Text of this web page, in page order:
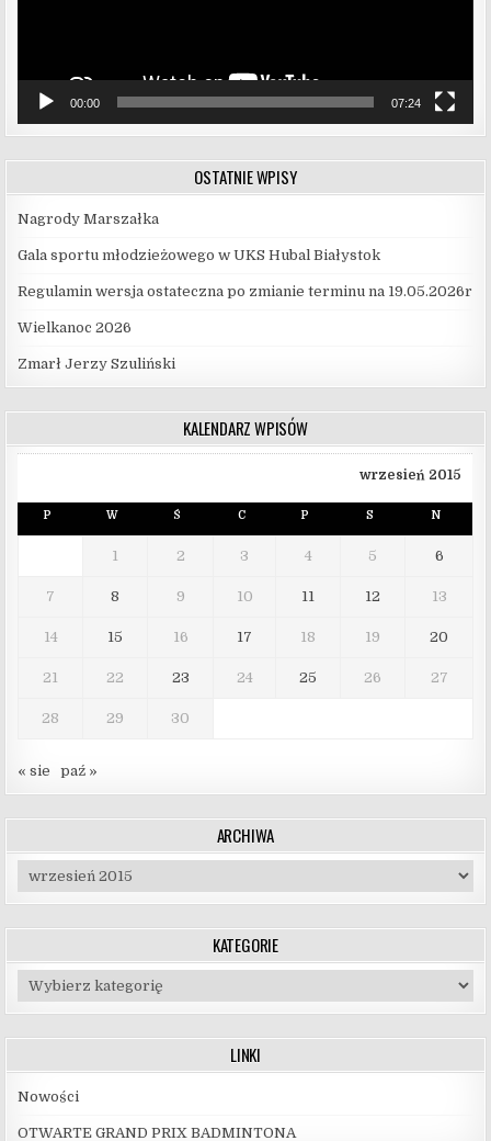
00:00 07:24
OSTATNIE WPISY
Nagrody Marszałka
Gala sportu młodzieżowego w UKS Hubal Białystok
Regulamin wersja ostateczna po zmianie terminu na 19.05.2026r
Wielkanoc 2026
Zmarł Jerzy Szuliński
KALENDARZ WPISÓW
wrzesień 2015
P W Ś C P S N
1 2 3 4 5 6
7 8 9 10 11 12 13
14 15 16 17 18 19 20
21 22 23 24 25 26 27
28 29 30
« sie paź »
ARCHIWA
Archiwa
KATEGORIE
Kategorie
LINKI
Nowości
OTWARTE GRAND PRIX BADMINTONA